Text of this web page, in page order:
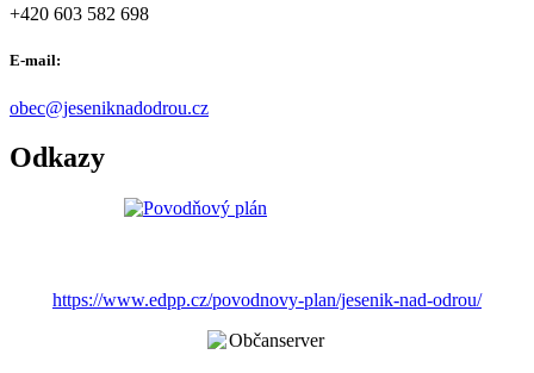
+420 603 582 698
E-mail:
obec@jeseniknadodrou.cz
Odkazy
https://www.edpp.cz/povodnovy-plan/jesenik-nad-odrou/